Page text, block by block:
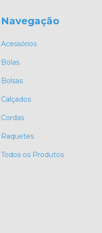
Navegação
Acessórios
Bolas
Bolsas
Calçados
Cordas
Raquetes
Todos os Produtos